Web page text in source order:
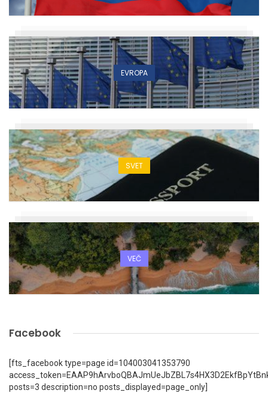
EVROPA
SVET
VEČ
Facebook
[fts_facebook type=page id=104003041353790
posts=3 description=no posts_displayed=page_only]